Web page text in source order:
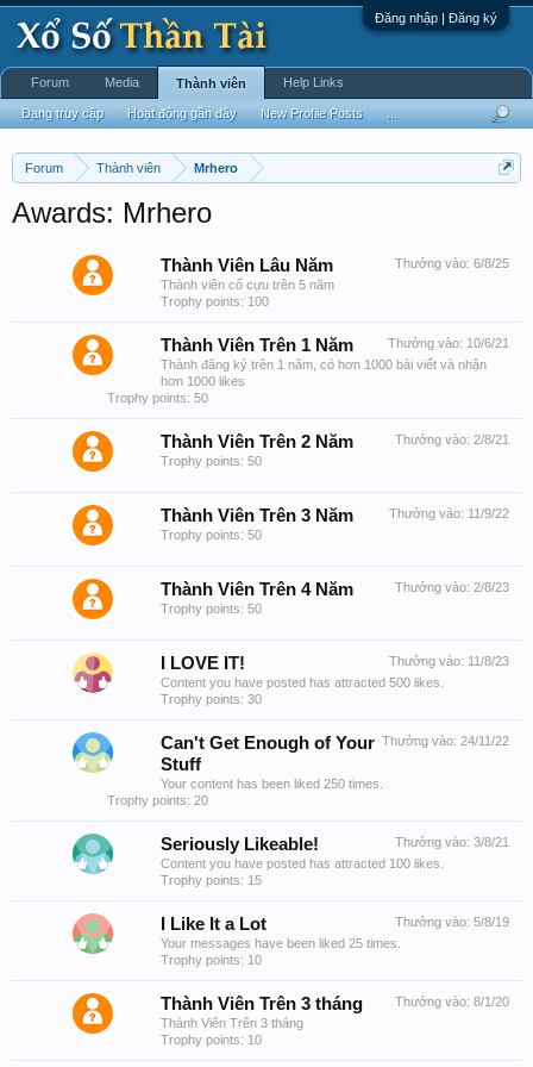
Đăng nhập | Đăng ký
Forum Thành viên Mrhero
Awards: Mrhero
Thưởng vào: 6/8/25
Thành Viên Lâu Năm
Thành viên cổ cựu trên 5 năm
Trophy points: 100
Thưởng vào: 10/6/21
Thành Viên Trên 1 Năm
Thành đăng ký trên 1 năm, có hơn 1000 bài viết và nhận
hơn 1000 likes
Trophy points: 50
Thưởng vào: 2/8/21
Thành Viên Trên 2 Năm
Trophy points: 50
Thưởng vào: 11/9/22
Thành Viên Trên 3 Năm
Trophy points: 50
Thưởng vào: 2/8/23
Thành Viên Trên 4 Năm
Trophy points: 50
Thưởng vào: 11/8/23
I LOVE IT!
Content you have posted has attracted 500 likes.
Trophy points: 30
Thưởng vào: 24/11/22
Can't Get Enough of Your
Stuff
Your content has been liked 250 times.
Trophy points: 20
Thưởng vào: 3/8/21
Seriously Likeable!
Content you have posted has attracted 100 likes.
Trophy points: 15
Thưởng vào: 5/8/19
I Like It a Lot
Your messages have been liked 25 times.
Trophy points: 10
Thưởng vào: 8/1/20
Thành Viên Trên 3 tháng
Thành Viên Trên 3 tháng
Trophy points: 10
Forum Media Thành viên
Đang truy cập Hoạt động gần đây New Profile Posts
Help Links